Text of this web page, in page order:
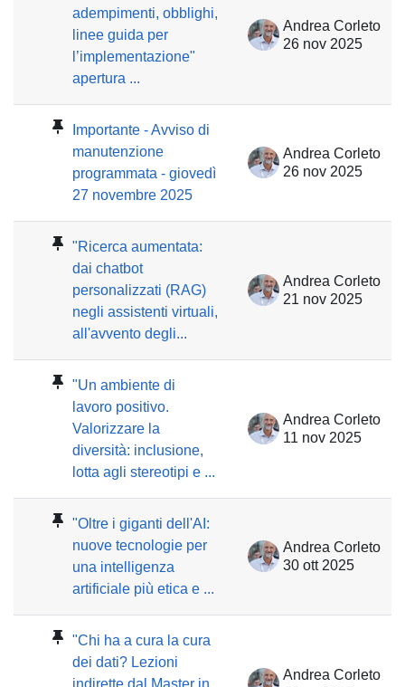
adempimenti, obblighi,
linee guida per
l’implementazione"
apertura ...
Andrea Corleto
26 nov 2025
Importante - Avviso di
manutenzione
programmata - giovedì
27 novembre 2025
Andrea Corleto
26 nov 2025
"Ricerca aumentata:
dai chatbot
personalizzati (RAG)
negli assistenti virtuali,
all'avvento degli...
Andrea Corleto
21 nov 2025
"Un ambiente di
lavoro positivo.
Valorizzare la
diversità: inclusione,
lotta agli stereotipi e ...
Andrea Corleto
11 nov 2025
"Oltre i giganti dell'AI:
nuove tecnologie per
una intelligenza
artificiale più etica e ...
Andrea Corleto
30 ott 2025
"Chi ha a cura la cura
dei dati? Lezioni
indirette dal Master in
Andrea Corleto